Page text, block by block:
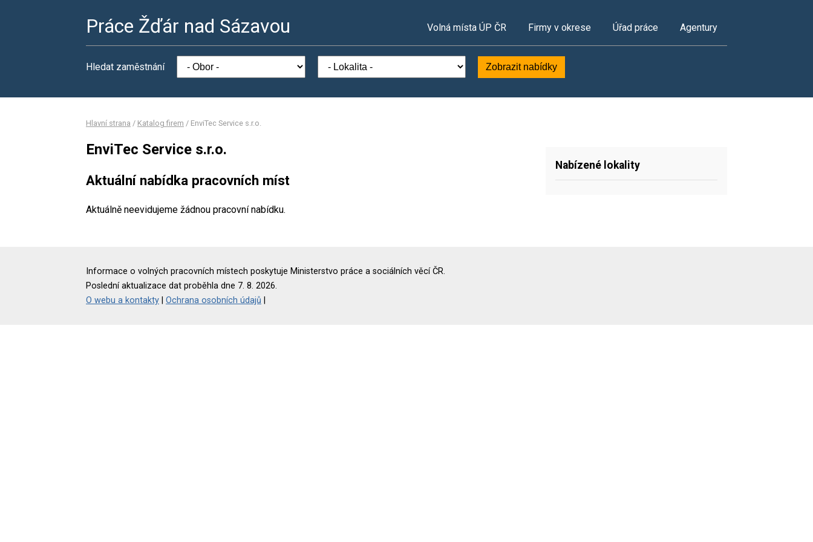
Práce Žďár nad Sázavou Volná místa ÚP ČR Firmy v okrese Úřad práce Agentury
Hledat zaměstnání Zobrazit nabídky
Hlavní strana / Katalog firem / EnviTec Service s.r.o.
EnviTec Service s.r.o.
Aktuální nabídka pracovních míst
Aktuálně neevidujeme žádnou pracovní nabídku.
Nabízené lokality
Informace o volných pracovních místech poskytuje Ministerstvo práce a sociálních věcí ČR.
Poslední aktualizace dat proběhla dne 7. 8. 2026.
O webu a kontakty
Ochrana osobních údajů